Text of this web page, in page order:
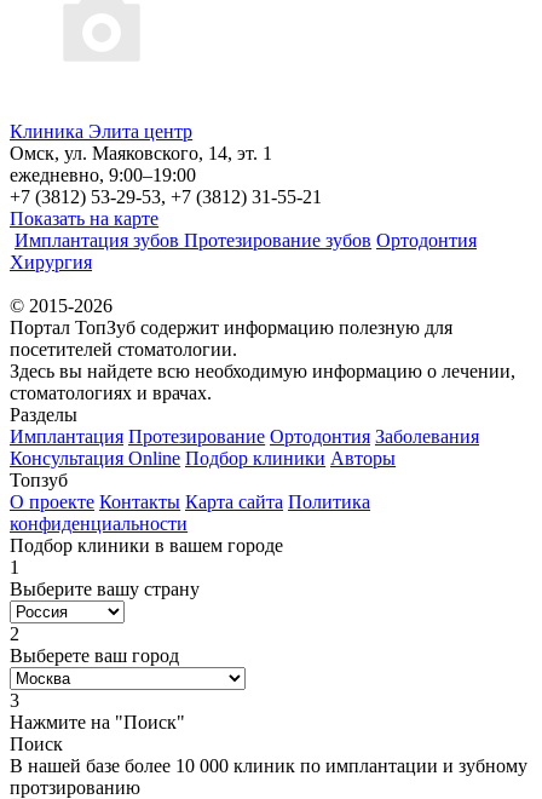
Клиника Элита центр
Омск, ул. Маяковского, 14, эт. 1
ежедневно, 9:00–19:00
+7 (3812) 53-29-53, +7 (3812) 31-55-21
Показать на карте
Имплантация зубов Протезирование зубов Ортодонтия
Хирургия
© 2015-2026
Портал ТопЗуб содержит информацию полезную для
посетителей стоматологии.
Здесь вы найдете всю необходимую информацию о лечении,
стоматологиях и врачах.
Разделы
Имплантация Протезирование Ортодонтия Заболевания
Консультация Online Подбор клиники Авторы
Топзуб
О проекте Контакты Карта сайта Политика
конфиденциальности
Подбор клиники в вашем городе
1
Выберите вашу страну
2
Выберете ваш город
3
Нажмите на "Поиск"
Поиск
В нашей базе более 10 000 клиник по имплантации и зубному
протзированию